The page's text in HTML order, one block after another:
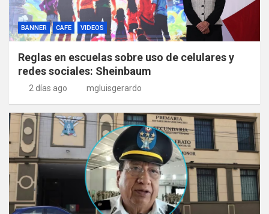
BANNER CAFE VIDEOS
Reglas en escuelas sobre uso de celulares y
redes sociales: Sheinbaum
2 días ago mgluisgerardo